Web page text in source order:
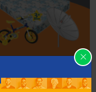
(7680)
(31962)